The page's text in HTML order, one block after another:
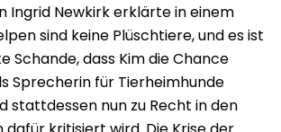
Ingrid Newkirk erklärte in einem
sind keine Plüschtiere, und es ist
Schande, dass Kim die Chance
Sprecherin für Tierheimhunde
stattdessen nun zu Recht in den